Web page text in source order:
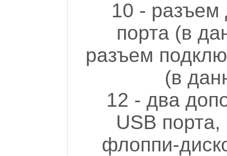
10 - разъем
порта (в
разъем
(в
12 - два
USB
флоппи-